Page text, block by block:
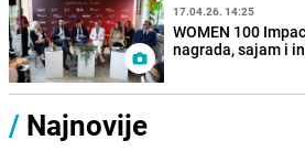
17.04.26. 14:25
WOMEN 100
nagrada, sajam i
/ Najnovije